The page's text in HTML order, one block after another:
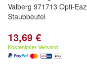
Valberg 971713 Opti-
Staubbeutel
13,69 €
Kostenloser Versand